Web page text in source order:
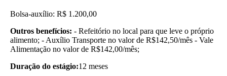
Bolsa-auxílio: R$ 1.200,00
Outros benefícios: - Refeitório no local para que leve o próprio
alimento; - Auxílio Transporte no valor de R$142,50/mês - Vale
Alimentação no valor de R$142,00/mês;
Duração do estágio:12 meses